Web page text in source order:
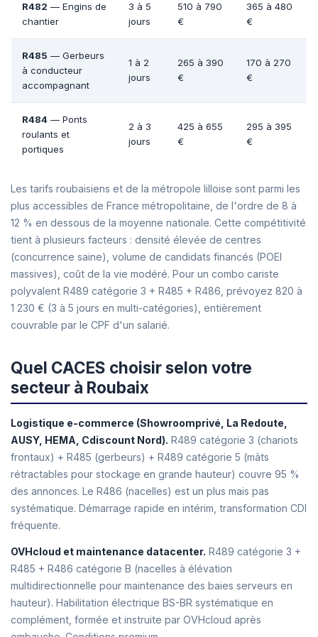
R482 — Engins de
chantier
3 à 5
jours
510 à 790
€
365 à 480
€
R485 — Gerbeurs
à conducteur
accompagnant
1 à 2
jours
265 à 390
€
170 à 270
€
R484 — Ponts
roulants et
portiques
2 à 3
jours
425 à 655
€
295 à 395
€
Les tarifs roubaisiens et de la métropole lilloise sont parmi les
plus accessibles de France métropolitaine, de l'ordre de 8 à
12 % en dessous de la moyenne nationale. Cette compétitivité
tient à plusieurs facteurs : densité élevée de centres
(concurrence saine), volume de candidats financés (POEI
massives), coût de la vie modéré. Pour un combo cariste
polyvalent R489 catégorie 3 + R485 + R486, prévoyez 820 à
1 230 € (3 à 5 jours en multi-catégories), entièrement
couvrable par le CPF d'un salarié.
Quel CACES choisir selon votre
secteur à Roubaix
Logistique e-commerce (Showroomprivé, La Redoute,
AUSY, HEMA, Cdiscount Nord). R489 catégorie 3 (chariots
frontaux) + R485 (gerbeurs) + R489 catégorie 5 (mâts
rétractables pour stockage en grande hauteur) couvre 95 %
des annonces. Le R486 (nacelles) est un plus mais pas
systématique. Démarrage rapide en intérim, transformation CDI
fréquente.
OVHcloud et maintenance datacenter. R489 catégorie 3 +
R485 + R486 catégorie B (nacelles à élévation
multidirectionnelle pour maintenance des baies serveurs en
hauteur). Habilitation électrique BS-BR systématique en
complément, formée et instruite par OVHcloud après